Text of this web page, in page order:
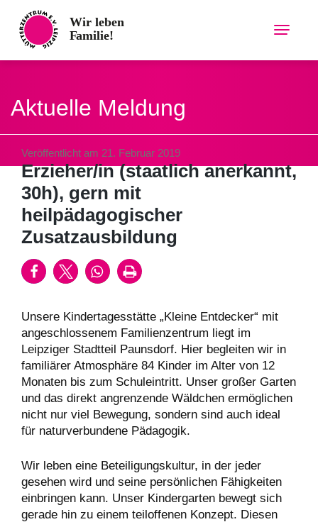
content
Aktuelle Meldung
Veröffentlicht am 21. Februar 2019
Erzieher/in (staatlich anerkannt,
30h), gern mit
heilpädagogischer
Zusatzausbildung
Unsere Kindertagesstätte „Kleine Entdecker“ mit
angeschlossenem Familienzentrum liegt im
Leipziger Stadtteil Paunsdorf. Hier begleiten wir in
familiärer Atmosphäre 84 Kinder im Alter von 12
Monaten bis zum Schuleintritt. Unser großer Garten
und das direkt angrenzende Wäldchen ermöglichen
nicht nur viel Bewegung, sondern sind auch ideal
für naturverbundene Pädagogik.
Wir leben eine Beteiligungskultur, in der jeder
gesehen wird und seine persönlichen Fähigkeiten
einbringen kann. Unser Kindergarten bewegt sich
gerade hin zu einem teiloffenen Konzept. Diesen